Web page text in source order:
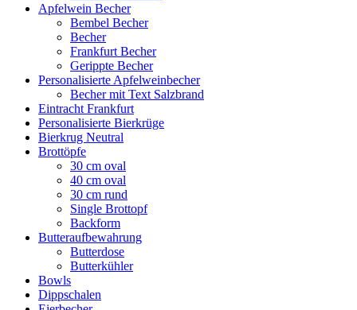
Apfelwein Becher
Bembel Becher
Becher
Frankfurt Becher
Gerippte Becher
Personalisierte Apfelweinbecher
Becher mit Text Salzbrand
Eintracht Frankfurt
Personalisierte Bierkrüge
Bierkrug Neutral
Brottöpfe
30 cm oval
40 cm oval
30 cm rund
Single Brottopf
Backform
Butteraufbewahrung
Butterdose
Butterkühler
Bowls
Dippschalen